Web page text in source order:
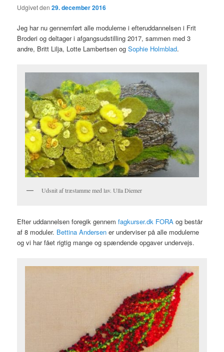
Udgivet den29. december 2016
Jeg har nu gennemført alle modulerne i efteruddannelsen i Frit
Broderi og deltager i afgangsudstilling 2017, sammen med 3
andre, Britt Lilja, Lotte Lambertsen ogSophie Holmblad.
Udsnit af træstamme med lav. Ulla Diemer
Efter uddannelsen foregik gennemfagkurser.dk FORA og består
af 8 moduler. Bettina Andersen er underviser på alle modulerne
og vi har fået rigtig mange og spændende opgaver undervejs.